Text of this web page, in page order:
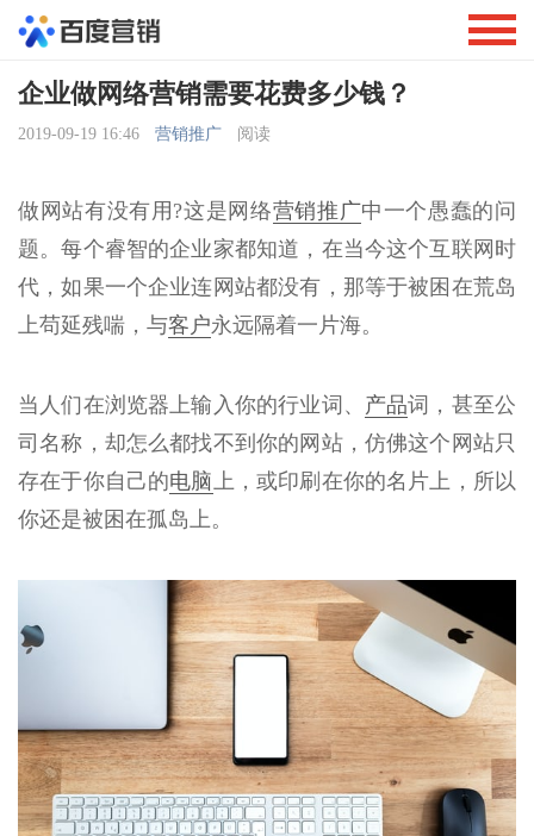
企业做网络营销需要花费多少钱？
2019-09-19 16:46 营销推广 阅读
做网站有没有用?这是网络营销推广中一个愚蠢的问
题。每个睿智的企业家都知道，在当今这个互联网时
代，如果一个企业连网站都没有，那等于被困在荒岛
上苟延残喘，与客户永远隔着一片海。
当人们在浏览器上输入你的行业词、 产品词，甚至公
司名称，却怎么都找不到你的网站，仿佛这个网站只
存在于你自己的电脑上，或印刷在你的名片上，所以
你还是被困在孤岛上。